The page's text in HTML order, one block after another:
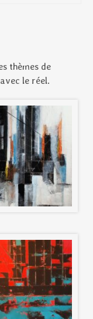
thèmes de
le réel.